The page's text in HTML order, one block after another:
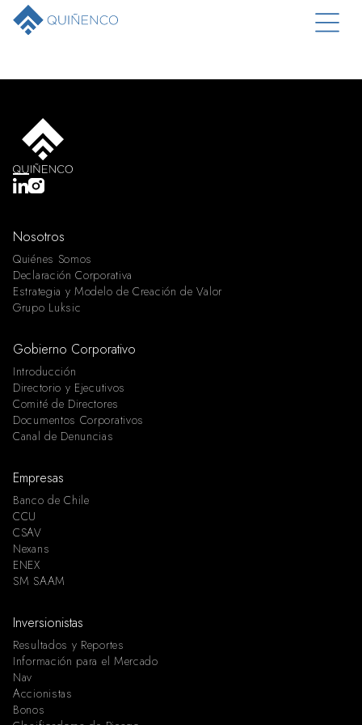
Nosotros
Quiénes Somos
Declaración Corporativa
Estrategia y Modelo de Creación de Valor
Grupo Luksic
Gobierno Corporativo
Introducción
Directorio y Ejecutivos
Comité de Directores
Documentos Corporativos
Canal de Denuncias
Empresas
Banco de Chile
CCU
CSAV
Nexans
ENEX
SM SAAM
Inversionistas
Resultados y Reportes
Información para el Mercado
Nav
Accionistas
Bonos